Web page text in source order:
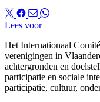
Lees voor
Het Internationaal
verenigingen in
achtergronden en
participatie en sociale
participatie, cultuur,